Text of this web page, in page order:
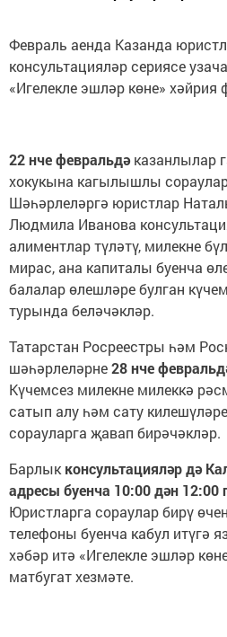
Февраль аенда Казанда
консультацияләр сериясе
«Игелекле эшләр көне»
22 нче февральдәказанлылар
хокукына кагылышлы
Шәһәрлеләргә юристлар
Людмила Иванова
алиментлар түләтү, милекне
мирас, ана капиталы буенча
балалар өлешләре булган
турында беләчәкләр.
Татарстан Росреестры һәм
шәһәрлеләрне28 нче
Күчемсез милекне милеккә
сатып алу һәм сату
сорауларга җавап бирәчәкләр.
Барлык консультацияләр дә
адресы буенча 10:00 дән 12:00
Юристларга сораулар бирү
телефоны буенча кабул итүгә
хәбәр итә «Игелекле эшләр
матбугат хезмәте.